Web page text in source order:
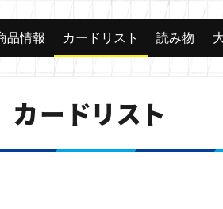
品情報 カードリスト 読み物
カードリスト